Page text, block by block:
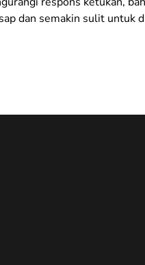
dan semakin sulit untuk